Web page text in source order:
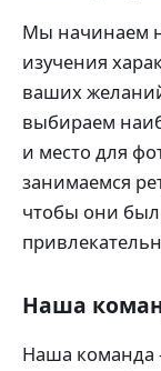
Мы начинаем
изучения
ваших
выбираем
и место для
занимаемся
чтобы они
Наша
Наша команда